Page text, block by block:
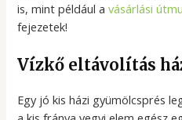
is, mint például avásárlási
fejezetek!
Vízkő eltávolítás
Egy jó kis házi gyümölcsprés